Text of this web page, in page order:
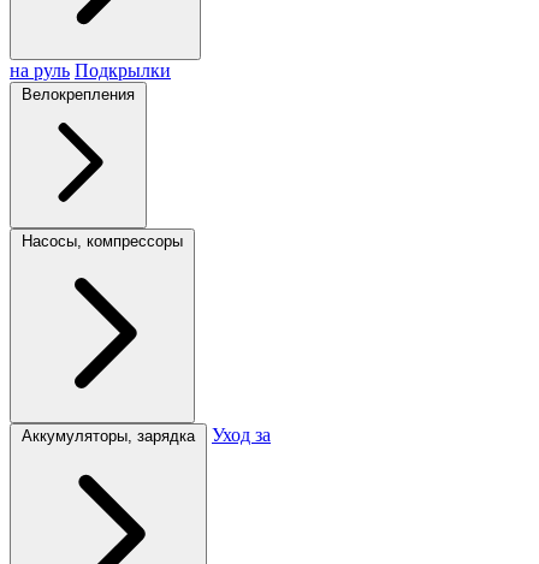
на руль Подкрылки
Велокрепления
Насосы, компрессоры
Аккумуляторы, зарядка Уход за